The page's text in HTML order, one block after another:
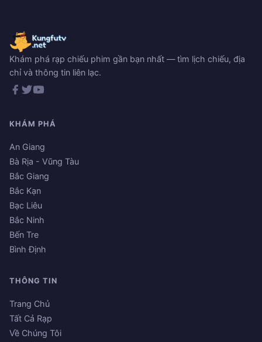
Khám phá rạp chiếu phim gần bạn nhất — tìm lịch chiếu, địa
chỉ và thông tin liên lạc.
KHÁM PHÁ
An Giang
Bà Rịa - Vũng Tàu
Bắc Giang
Bắc Kạn
Bạc Liêu
Bắc Ninh
Bến Tre
Bình Định
THÔNG TIN
Trang Chủ
Tất Cả Rạp
Về Chúng Tôi